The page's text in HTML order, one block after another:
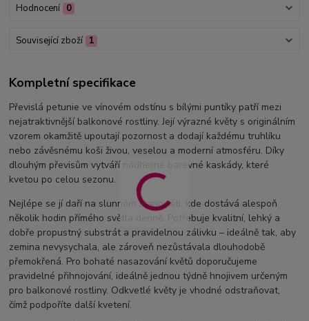
Hodnocení 0
Související zboží 1
Kompletní specifikace
Převislá petunie ve vínovém odstínu s bílými puntíky patří mezi
nejatraktivnější balkonové rostliny. Její výrazné květy s originálním
vzorem okamžitě upoutají pozornost a dodají každému truhlíku
nebo závěsnému koši živou, veselou a moderní atmosféru. Díky
dlouhým převisům vytváří nádherné barevné kaskády, které
kvetou po celou sezonu.
Nejlépe se jí daří na slunném stanovišti, kde dostává alespoň
několik hodin přímého světla denně. Potřebuje kvalitní, lehký a
dobře propustný substrát a pravidelnou zálivku – ideálně tak, aby
zemina nevysychala, ale zároveň nezůstávala dlouhodobě
přemokřená. Pro bohaté nasazování květů doporučujeme
pravidelné přihnojování, ideálně jednou týdně hnojivem určeným
pro balkonové rostliny. Odkvetlé květy je vhodné odstraňovat,
čímž podpoříte další kvetení.